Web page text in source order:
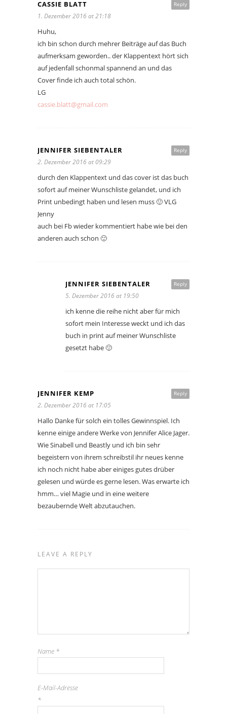
Reply
CASSIE BLATT
1. Dezember 2016 at 21:18
Huhu,
ich bin schon durch mehrer Beiträge auf das Buch
aufmerksam geworden.. der Klappentext hört sich
auf jedenfall schonmal spannend an und das
Cover finde ich auch total schön.
LG
cassie.blatt@gmail.com
Reply
JENNIFER SIEBENTALER
2. Dezember 2016 at 09:29
durch den Klappentext und das cover ist das buch
sofort auf meiner Wunschliste gelandet, und ich
Print unbedingt haben und lesen muss 🙂 VLG
Jenny
auch bei Fb wieder kommentiert habe wie bei den
anderen auch schon 🙂
Reply
JENNIFER SIEBENTALER
5. Dezember 2016 at 19:50
ich kenne die reihe nicht aber für mich
sofort mein Interesse weckt und ich das
buch in print auf meiner Wunschliste
gesetzt habe 🙂
Reply
JENNIFER KEMP
2. Dezember 2016 at 17:05
Hallo Danke für solch ein tolles Gewinnspiel. Ich
kenne einige andere Werke von Jennifer Alice Jager.
Wie Sinabell und Beastly und ich bin sehr
begeistern von ihrem schreibstil ihr neues kenne
ich noch nicht habe aber einiges gutes drüber
gelesen und würde es gerne lesen. Was erwarte ich
hmm… viel Magie und in eine weitere
bezaubernde Welt abzutauchen.
LEAVE A REPLY
Name *
E-Mail-Adresse
*